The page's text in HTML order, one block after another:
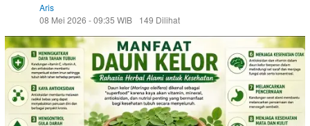
Aris
08 Mei 2026 - 09:35 WIB
149 Dilihat